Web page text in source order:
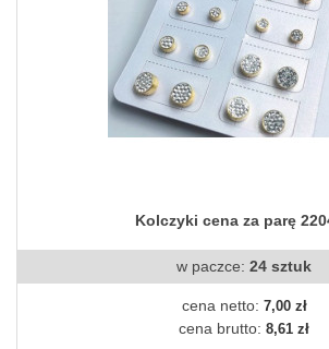
Kolczyki cena za parę
w paczce: 24 sztuk
cena netto: 7,00 zł
cena brutto: 8,61 zł